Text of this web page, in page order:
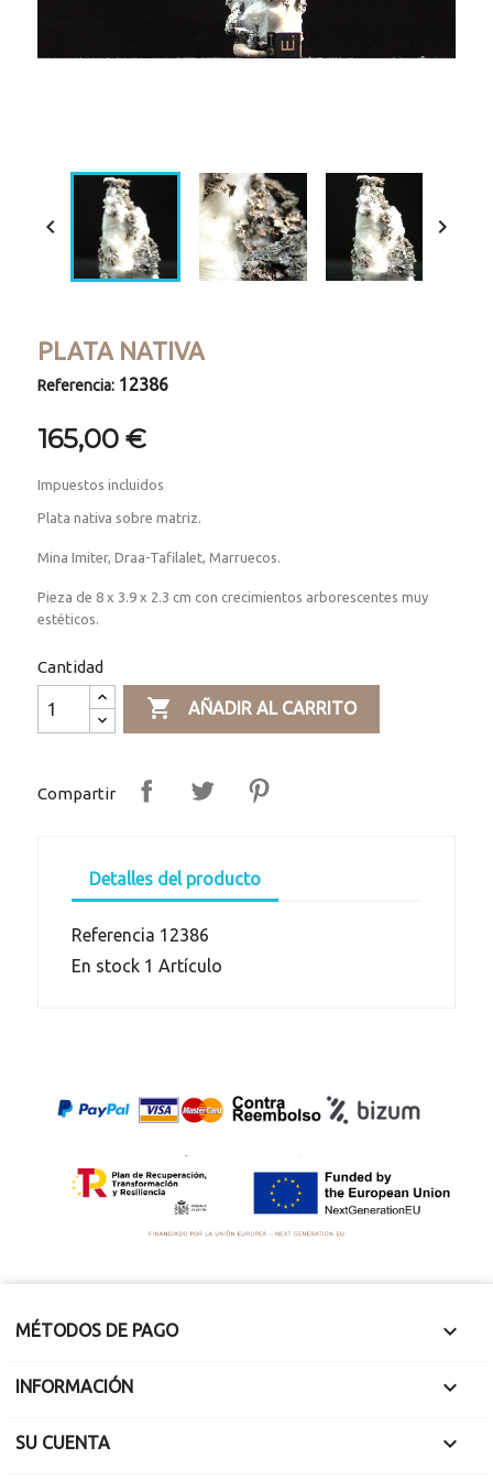
 
PLATA NATIVA
Referencia: 12386
165,00 €
Impuestos incluidos
Plata nativa sobre matriz.
Mina Imiter, Draa-Tafilalet, Marruecos.
Pieza de 8 x 3.9 x 2.3 cm con crecimientos arborescentes muy
estéticos.
Cantidad
 AÑADIR AL CARRITO
Compartir
Detalles del producto
Referencia 12386
En stock 1 Artículo
MÉTODOS DE PAGO 
INFORMACIÓN 
SU CUENTA 